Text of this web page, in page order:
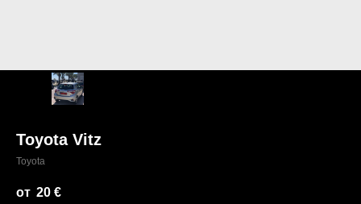
Toyota Vitz
Toyota
20 €